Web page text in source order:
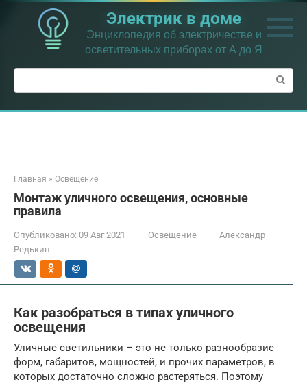
Перейти
контенту
Электрик в доме
Энциклопедия об электричестве и
осветительных приборах от А до Я
Поиск:
Главная » Освещение
Монтаж уличного освещения, основные
правила
Опубликовано: 09 Авг 2021 Освещение
Александр
Редькин
Как разобраться в типах уличного
освещения
Уличные светильники – это не только разнообразие
форм, габаритов, мощностей, и прочих параметров, в
которых достаточно сложно растеряться. Поэтому